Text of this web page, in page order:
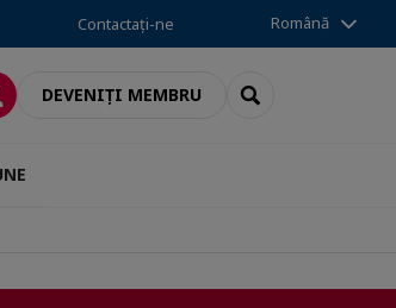
Contactați-ne Română
DEVENIȚI MEMBRU SEARCH